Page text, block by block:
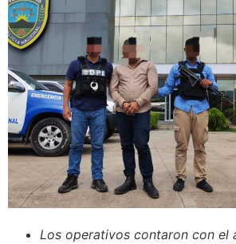
Los operativos contaron con el